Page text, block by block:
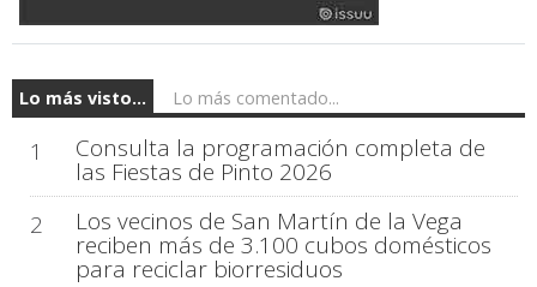
Lo más visto... Lo más comentado...
1 Consulta la programación completa de
las Fiestas de Pinto 2026
2
Los vecinos de San Martín de la Vega
reciben más de 3.100 cubos domésticos
para reciclar biorresiduos